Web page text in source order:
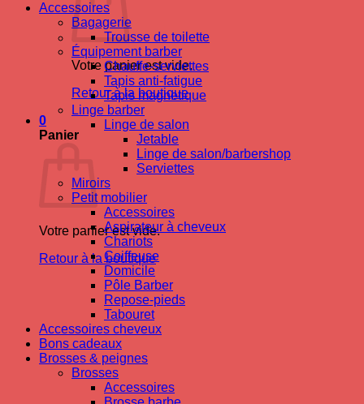
Votre panier est vide.
Retour à la boutique
0
Panier
Votre panier est vide.
Retour à la boutique
Accessoires
Bagagerie
Trousse de toilette
Équipement barber
Chauffe-serviettes
Tapis anti-fatigue
Tapis magnetique
Linge barber
Linge de salon
Jetable
Linge de salon/barbershop
Serviettes
Miroirs
Petit mobilier
Accessoires
Aspirateur à cheveux
Chariots
Coiffeuse
Domicile
Pôle Barber
Repose-pieds
Tabouret
Accessoires cheveux
Bons cadeaux
Brosses & peignes
Brosses
Accessoires